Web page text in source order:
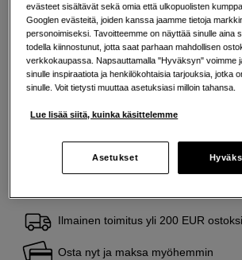
19 EUR
Maksa heti tai jaa useampaan
Lisää ostoskoriin
Ilmainen toimitus yli 200 EUR
Osta nyt ja maksa myöhemmin
evästeet sisältävät sekä omia että ulkopuolisten
Googlen evästeitä, joiden kanssa jaamme tietoja
personoimiseksi. Tavoitteemme on näyttää sinulle aina
todella kiinnostunut, jotta saat parhaan mahdollisen
verkkokaupassa. Napsauttamalla "Hyväksyn" voimme
sinulle inspiraatiota ja henkilökohtaisia tarjouksia, jotka
sinulle. Voit tietysti muuttaa asetuksiasi milloin tahansa.
Lue lisää siitä, kuinka käsittelemme
Asetukset